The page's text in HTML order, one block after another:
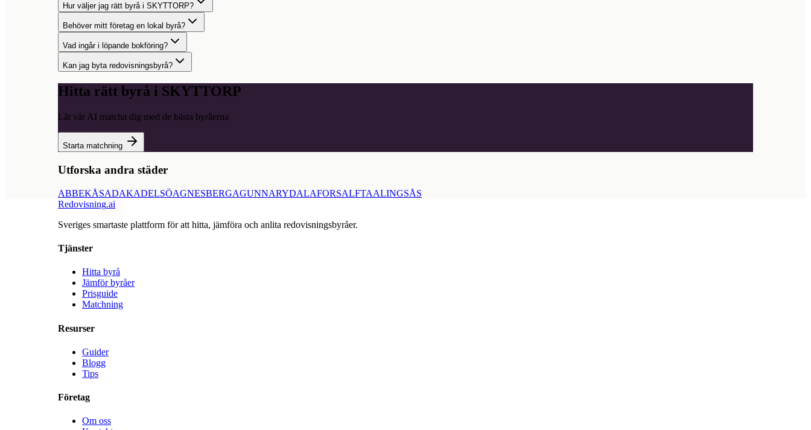
Hur väljer jag rätt byrå i SKYTTORP?
Behöver mitt företag en lokal byrå?
Vad ingår i löpande bokföring?
Kan jag byta redovisningsbyrå?
Hitta rätt byrå i SKYTTORP
Låt vår AI matcha dig med de bästa byråerna
Starta matchning
Utforska andra städer
ABBEKÅSADAKADELSÖAGNESBERGAGUNNARYDALAFORSALFTAALINGSÅS
Redovisning.ai
Sveriges smartaste plattform för att hitta, jämföra och anlita redovisningsbyråer.
Tjänster
Hitta byrå
Jämför byråer
Prisguide
Matchning
Resurser
Guider
Blogg
Tips
Företag
Om oss